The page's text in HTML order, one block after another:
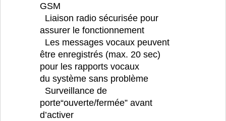
GSM
Liaison radio sécurisée pour
assurer le fonctionnement
Les messages vocaux peuvent
être enregistrés (max. 20 sec)
pour les rapports vocaux
du système sans problème
Surveillance de
porte“ouverte/fermée” avant
d’activer